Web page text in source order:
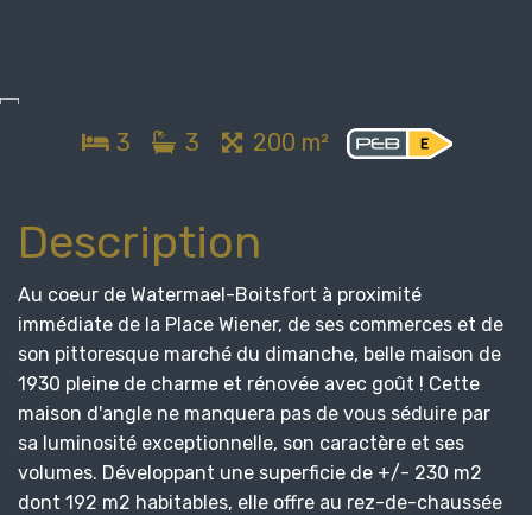
3 3 200 m²
Description
Au coeur de Watermael-Boitsfort à proximité
immédiate de la Place Wiener, de ses commerces et de
son pittoresque marché du dimanche, belle maison de
1930 pleine de charme et rénovée avec goût ! Cette
maison d'angle ne manquera pas de vous séduire par
sa luminosité exceptionnelle, son caractère et ses
volumes. Développant une superficie de +/- 230 m2
dont 192 m2 habitables, elle offre au rez-de-chaussée